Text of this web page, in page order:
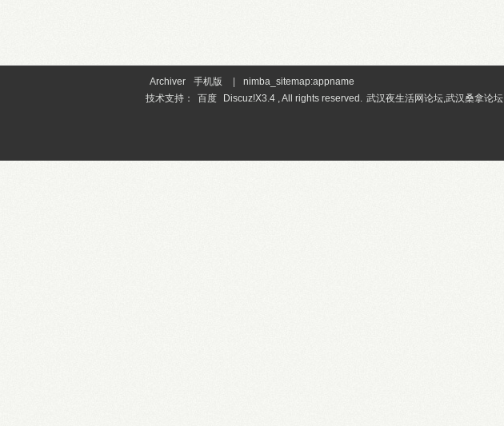
Archiver 手机版
nimba_sitemap:appname
技术支持：
百度 Discuz!X3.4 , All rights reserved. 武汉夜生活网论坛,武汉桑拿论坛